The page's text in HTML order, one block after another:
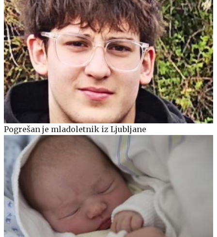
Pogrešan je mladoletnik iz Ljubljane